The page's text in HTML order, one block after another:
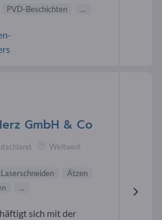
PVD-Beschichten ...
GmbH & Co
Weltweit
Laserschneiden
Ätzen
...
sich mit der